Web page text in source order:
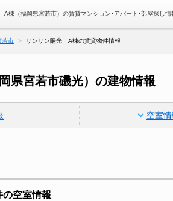
棟（福岡県宮若市）の賃貸マンション･アパート･部屋探し情
若市 サンサン陽光 A棟の賃貸物件情報
県宮若市磯光）の建物情報
空室
空室情報